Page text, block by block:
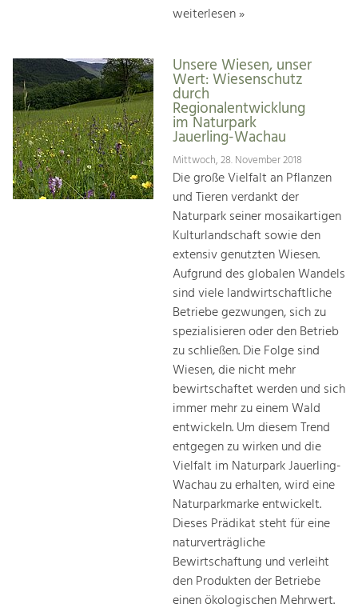
weiterlesen »
Unsere Wiesen, unser
Wert: Wiesenschutz
durch
Regionalentwicklung
im Naturpark
Jauerling-Wachau
Mittwoch, 28. November 2018
Die große Vielfalt an Pflanzen
und Tieren verdankt der
Naturpark seiner mosaikartigen
Kulturlandschaft sowie den
extensiv genutzten Wiesen.
Aufgrund des globalen Wandels
sind viele landwirtschaftliche
Betriebe gezwungen, sich zu
spezialisieren oder den Betrieb
zu schließen. Die Folge sind
Wiesen, die nicht mehr
bewirtschaftet werden und sich
immer mehr zu einem Wald
entwickeln. Um diesem Trend
entgegen zu wirken und die
Vielfalt im Naturpark Jauerling-
Wachau zu erhalten, wird eine
Naturparkmarke entwickelt.
Dieses Prädikat steht für eine
naturverträgliche
Bewirtschaftung und verleiht
den Produkten der Betriebe
einen ökologischen Mehrwert.